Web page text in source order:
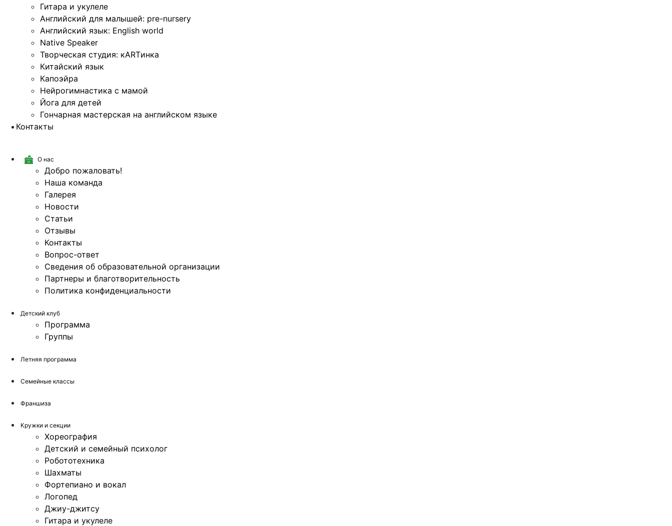
Гитара и укулеле
Английский для малышей: pre-nursery
Английский язык: English world
Native Speaker
Творческая студия: кARTинка
Китайский язык
Капоэйра
Нейрогимнастика с мамой
Йога для детей
Гончарная мастерская на английском языке
Контакты
О нас
Добро пожаловать!
Наша команда
Галерея
Новости
Статьи
Отзывы
Контакты
Вопрос-ответ
Сведения об образовательной организации
Партнеры и благотворительность
Политика конфиденциальности
Детский клуб
Программа
Группы
Летняя программа
Семейные классы
Франшиза
Кружки и секции
Хореография
Детский и семейный психолог
Робототехника
Шахматы
Фортепиано и вокал
Логопед
Джиу-джитсу
Гитара и укулеле